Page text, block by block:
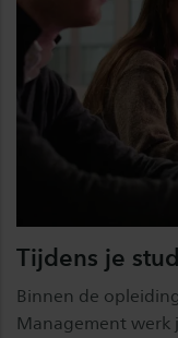
Tijdens je
Binnen de
Management werk